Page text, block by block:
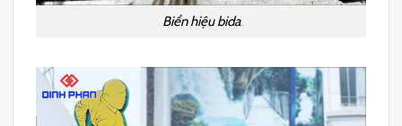
Biển hiệu bida